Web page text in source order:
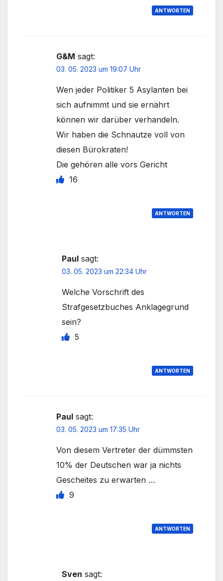
ANTWORTEN
G&M sagt:
03. 05. 2023 um 19:07 Uhr
Wen jeder Politiker 5 Asylanten bei
sich aufnimmt und sie ernährt
können wir darüber verhandeln.
Wir haben die Schnautze voll von
diesen Bürokraten!
Die gehören alle vors Gericht
16
ANTWORTEN
Paul sagt:
03. 05. 2023 um 22:34 Uhr
Welche Vorschrift des
Strafgesetzbuches Anklagegrund
sein?
5
ANTWORTEN
Paul sagt:
03. 05. 2023 um 17:35 Uhr
Von diesem Vertreter der dümmsten
10% der Deutschen war ja nichts
Gescheites zu erwarten …
9
ANTWORTEN
Sven sagt: